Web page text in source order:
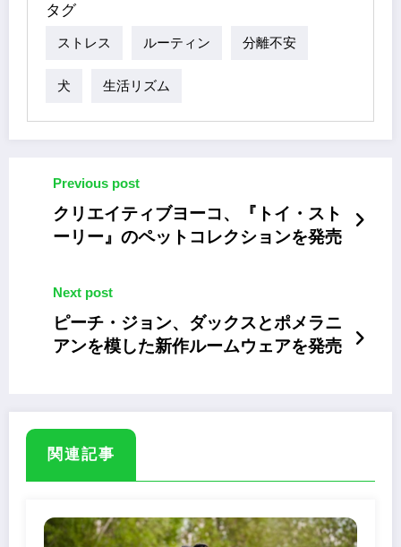
タグ
ストレス ルーティン 分離不安
犬 生活リズム
Previous post
クリエイティブヨーコ、『トイ・スト
ーリー』のペットコレクションを発売
Next post
ピーチ・ジョン、ダックスとポメラニ
アンを模した新作ルームウェアを発売
関連記事